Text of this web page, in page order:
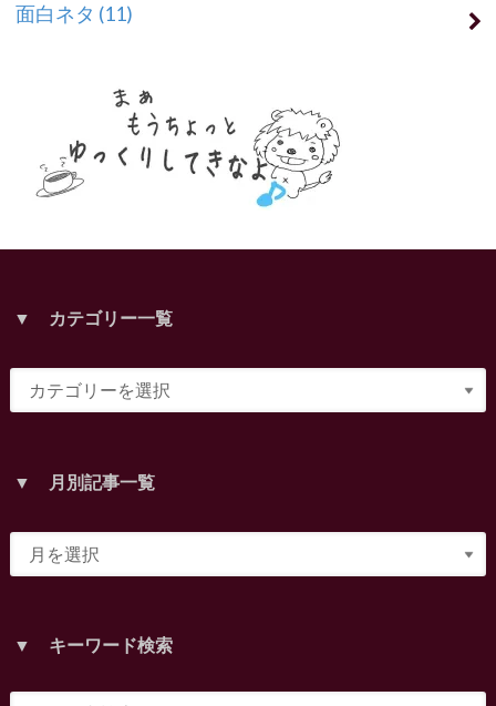
面白ネタ (11)
▼ カテゴリー一覧
▼ 月別記事一覧
▼ キーワード検索